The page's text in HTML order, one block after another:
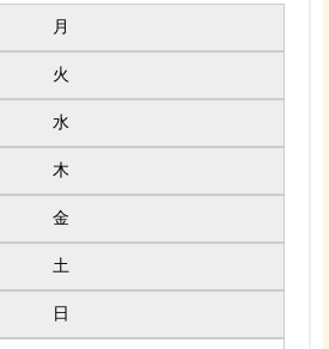
月
火
水
木
金
土
日